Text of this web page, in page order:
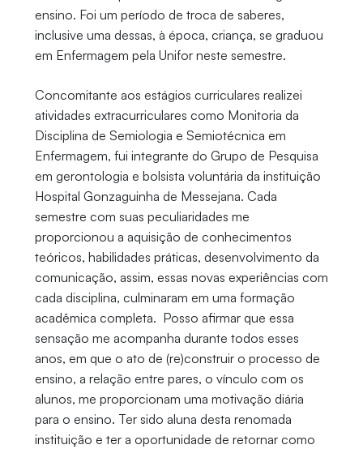
ensino. Foi um período de troca de saberes,
inclusive uma dessas, à época, criança, se graduou
em Enfermagem pela Unifor neste semestre.
Concomitante aos estágios curriculares realizei
atividades extracurriculares como Monitoria da
Disciplina de Semiologia e Semiotécnica em
Enfermagem, fui integrante do Grupo de Pesquisa
em gerontologia e bolsista voluntária da instituição
Hospital Gonzaguinha de Messejana. Cada
semestre com suas peculiaridades me
proporcionou a aquisição de conhecimentos
teóricos, habilidades práticas, desenvolvimento da
comunicação, assim, essas novas experiências com
cada disciplina, culminaram em uma formação
acadêmica completa. Posso afirmar que essa
sensação me acompanha durante todos esses
anos, em que o ato de (re)construir o processo de
ensino, a relação entre pares, o vínculo com os
alunos, me proporcionam uma motivação diária
para o ensino. Ter sido aluna desta renomada
instituição e ter a oportunidade de retornar como